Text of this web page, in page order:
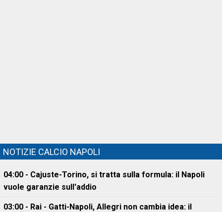
NOTIZIE CALCIO NAPOLI
04:00 - Cajuste-Torino, si tratta sulla formula: il Napoli
vuole garanzie sull'addio
03:00 - Rai - Gatti-Napoli, Allegri non cambia idea: il